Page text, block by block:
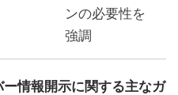
ンの必要性を
強調
情報開示に関する主なガ